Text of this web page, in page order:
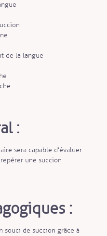
de la langue
:
sera capable d’évaluer
une succion
:
souci de succion grâce à